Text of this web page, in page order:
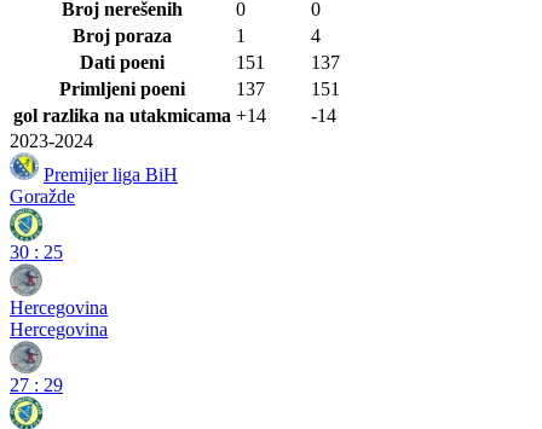
Broj nerešenih
0
0
Broj poraza
1
4
Dati poeni
151
137
Primljeni poeni
137
151
gol razlika na utakmicama +14
-14
2023-2024
Premijer liga BiH
Goražde
30 : 25
Hercegovina
Hercegovina
27 : 29